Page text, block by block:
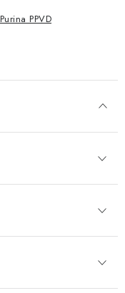
Purina PPVD